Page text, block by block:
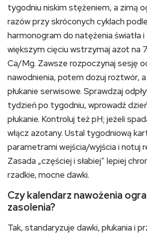
tygodniu niskim stężeniem, a zimą
razów przy skróconych cyklach
harmonogram do natężenia światła
większym cięciu wstrzymaj azot na
Ca/Mg. Zawsze rozpoczynaj sesję
nawodnienia, potem dozuj roztwór, a
płukanie serwisowe. Sprawdzaj
tydzień po tygodniu, wprowadź
płukanie. Kontroluj też pH; jeżeli
włącz azotany. Ustal tygodniową
parametrami wejścia/wyjścia i notuj
Zasada „częściej i słabiej” lepiej
rzadkie, mocne dawki.
Czy kalendarz nawożenia
zasolenia?
Tak, standaryzuje dawki, płukania i